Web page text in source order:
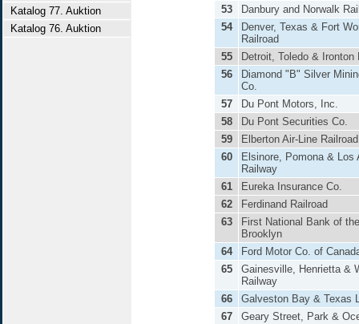
Katalog 77. Auktion
Katalog 76. Auktion
53
Danbury and Norwalk
54
Denver, Texas & Fort
Railroad
55
Detroit, Toledo & Ironton
56
Diamond "B" Silver
Co.
57
Du Pont Motors, Inc.
58
Du Pont Securities Co.
59
Elberton Air-Line Railroad
60
Elsinore, Pomona & Los
Railway
61
Eureka Insurance Co.
62
Ferdinand Railroad
63
First National Bank of
Brooklyn
64
Ford Motor Co. of
65
Gainesville, Henrietta &
Railway
66
Galveston Bay & Texas
67
Geary Street, Park &